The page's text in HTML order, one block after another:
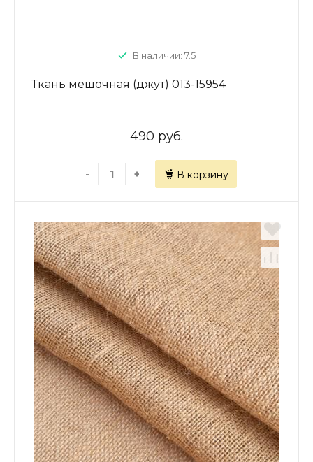
В наличии: 7.5
Ткань мешочная (джут) 013-15954
490 руб.
- + В корзину